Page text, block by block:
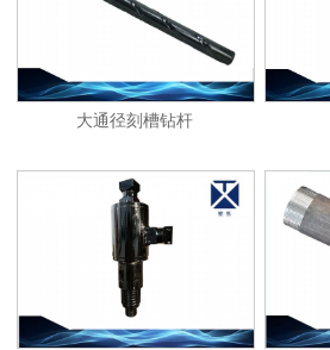
大通径刻槽钻杆